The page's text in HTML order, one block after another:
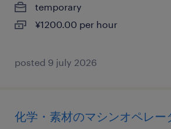
temporary
¥1200.00 per hour
posted 9 july 2026
化学・素材のマシンオペレー